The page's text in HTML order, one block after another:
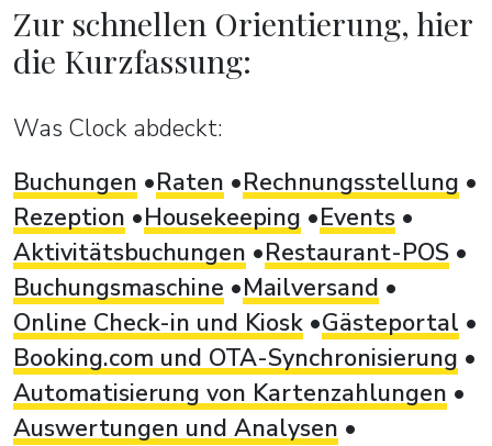
Zur schnellen Orientierung, hier
die Kurzfassung:
Was Clock abdeckt:
Buchungen
Raten
Rechnungsstellung
Rezeption
Housekeeping
Events
Aktivitätsbuchungen
Restaurant-POS
Buchungsmaschine
Mailversand
Online Check-in und Kiosk Gästeportal
Booking.com und OTA-Synchronisierung
Automatisierung von Kartenzahlungen
Auswertungen und Analysen